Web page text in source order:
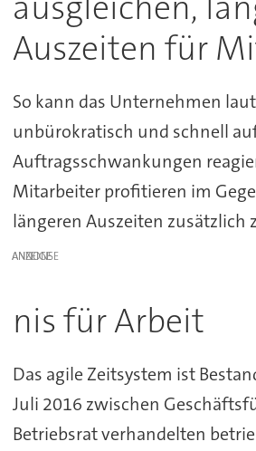
Auszeiten für
So kann das Unternehmen
unbürokratisch und schnell
Auftragsschwankungen
Mitarbeiter profitieren im
längeren Auszeiten zusätzlich
ANZEIGE
nis für Arbeit
Das agile Zeitsystem ist
Juli 2016 zwischen
Betriebsrat verhandelten